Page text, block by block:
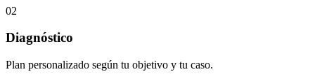
02
Diagnóstico
Plan personalizado según tu objetivo y tu caso.